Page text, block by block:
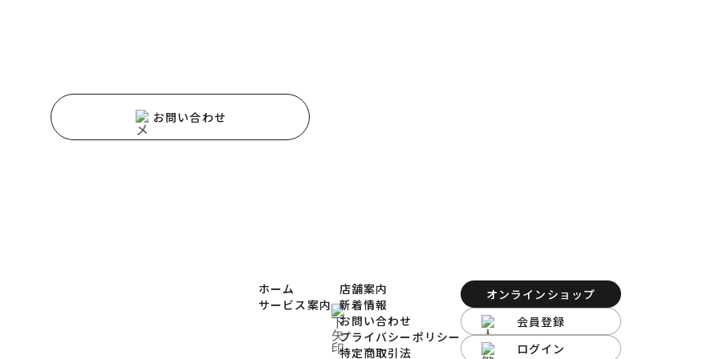
お問い合わせ
ホーム
サービス案内
店舗案内
新着情報
お問い合わせ
プライバシーポリシー
特定商取引法
オンラインショップ
会員登録
ログイン